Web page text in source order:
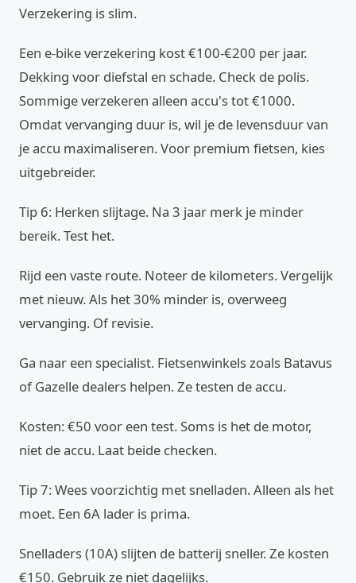
Verzekering is slim.
Een e-bike verzekering kost €100-€200 per jaar.
Dekking voor diefstal en schade. Check de polis.
Sommige verzekeren alleen accu's tot €1000.
Omdat vervanging duur is, wil je de levensduur van
je accu maximaliseren. Voor premium fietsen, kies
uitgebreider.
Tip 6: Herken slijtage. Na 3 jaar merk je minder
bereik. Test het.
Rijd een vaste route. Noteer de kilometers. Vergelijk
met nieuw. Als het 30% minder is, overweeg
vervanging. Of revisie.
Ga naar een specialist. Fietsenwinkels zoals Batavus
of Gazelle dealers helpen. Ze testen de accu.
Kosten: €50 voor een test. Soms is het de motor,
niet de accu. Laat beide checken.
Tip 7: Wees voorzichtig met snelladen. Alleen als het
moet. Een 6A lader is prima.
Snelladers (10A) slijten de batterij sneller. Ze kosten
€150. Gebruik ze niet dagelijks.